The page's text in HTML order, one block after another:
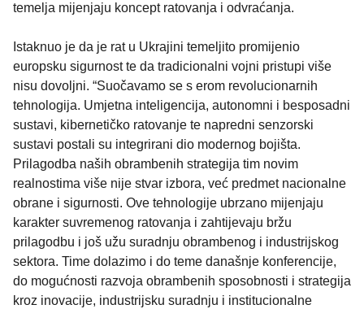
temelja mijenjaju koncept ratovanja i odvraćanja.
Istaknuo je da je rat u Ukrajini temeljito promijenio
europsku sigurnost te da tradicionalni vojni pristupi više
nisu dovoljni. “Suočavamo se s erom revolucionarnih
tehnologija. Umjetna inteligencija, autonomni i besposadni
sustavi, kibernetičko ratovanje te napredni senzorski
sustavi postali su integrirani dio modernog bojišta.
Prilagodba naših obrambenih strategija tim novim
realnostima više nije stvar izbora, već predmet nacionalne
obrane i sigurnosti. Ove tehnologije ubrzano mijenjaju
karakter suvremenog ratovanja i zahtijevaju bržu
prilagodbu i još užu suradnju obrambenog i industrijskog
sektora. Time dolazimo i do teme današnje konferencije,
do mogućnosti razvoja obrambenih sposobnosti i strategija
kroz inovacije, industrijsku suradnju i institucionalne